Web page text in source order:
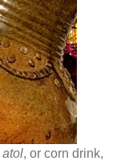
atol, or corn drink,